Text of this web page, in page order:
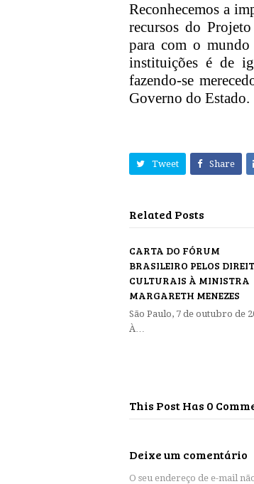
Reconhecemos a
recursos do
para com o
instituições é de
fazendo-se
Governo do Estado.
Tweet Share
Related Posts
CARTA DO FÓRUM
BRASILEIRO PELOS
CULTURAIS À MINISTRA
MARGARETH MENEZES
São Paulo, 7 de outubro de
À…
This Post Has 0
Deixe um comentário
O seu endereço de e-mail